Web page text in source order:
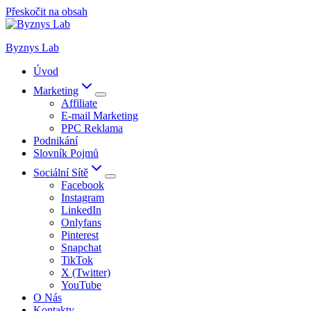
Přeskočit na obsah
Byznys Lab
Úvod
Marketing
Affiliate
E-mail Marketing
PPC Reklama
Podnikání
Slovník Pojmů
Sociální Sítě
Facebook
Instagram
LinkedIn
Onlyfans
Pinterest
Snapchat
TikTok
X (Twitter)
YouTube
O Nás